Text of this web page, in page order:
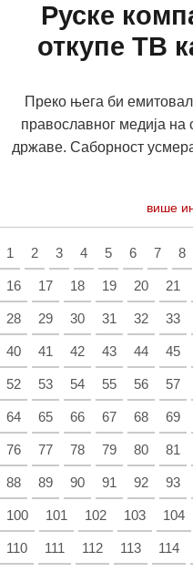
Руске
откупе ТВ
Преко њега би
православног медија на
државе. Саборност
више
1 2 3 4 5 6 7 8
16 17 18 19 20 21
28 29 30 31 32 33
40 41 42 43 44 45
52 53 54 55 56 57
64 65 66 67 68 69
76 77 78 79 80 81
88 89 90 91 92 93
100 101 102 103 104
110 111 112 113 114